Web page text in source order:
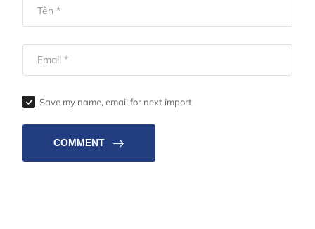
Save my name, email for next import
COMMENT